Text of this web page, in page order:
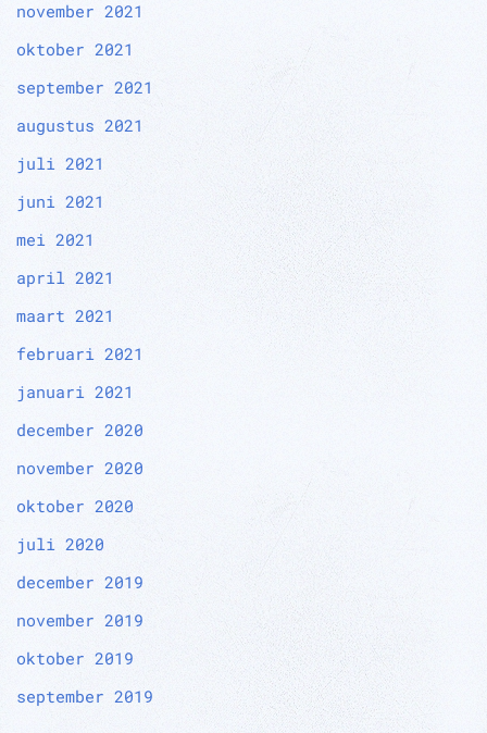
november 2021
oktober 2021
september 2021
augustus 2021
juli 2021
juni 2021
mei 2021
april 2021
maart 2021
februari 2021
januari 2021
december 2020
november 2020
oktober 2020
juli 2020
december 2019
november 2019
oktober 2019
september 2019